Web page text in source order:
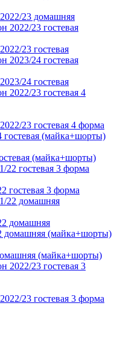
23 домашняя
23 гостевая
24 гостевая
23 гостевая 4 форма
(майка+шорты)
гостевая 3 форма
домашняя
(майка+шорты)
23 гостевая 3 форма